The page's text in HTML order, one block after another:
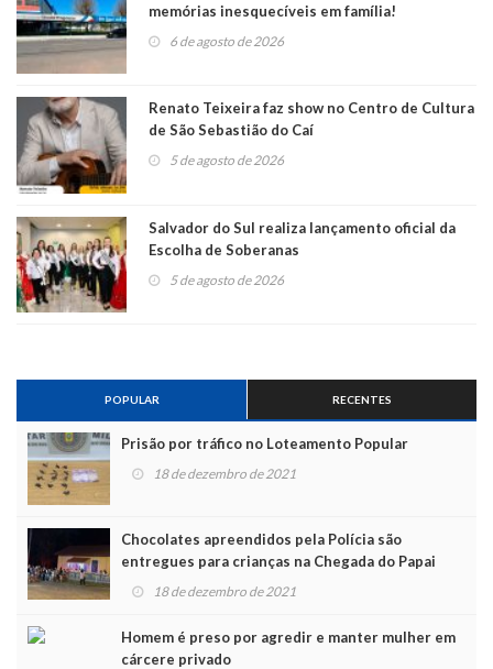
memórias inesquecíveis em família!
6 de agosto de 2026
Renato Teixeira faz show no Centro de Cultura
de São Sebastião do Caí
5 de agosto de 2026
Salvador do Sul realiza lançamento oficial da
Escolha de Soberanas
5 de agosto de 2026
POPULAR RECENTES
Prisão por tráfico no Loteamento Popular
18 de dezembro de 2021
Chocolates apreendidos pela Polícia são
entregues para crianças na Chegada do Papai
Noel
18 de dezembro de 2021
Homem é preso por agredir e manter mulher em
cárcere privado